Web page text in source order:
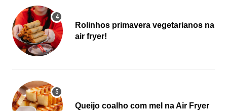
Rolinhos primavera vegetarianos na
air fryer!
Queijo coalho com mel na Air Fryer